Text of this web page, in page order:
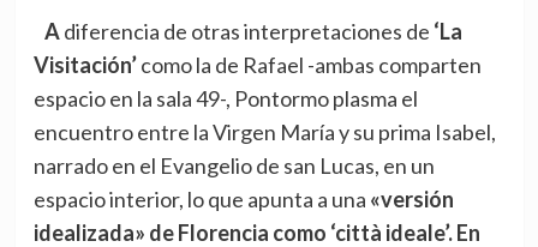
A diferencia de otras interpretaciones de ‘La
Visitación’como la de Rafael -ambas comparten
espacio en la sala 49-, Pontormo plasma el
encuentro entre la Virgen María y su prima Isabel,
narrado en el Evangelio de san Lucas, en un
espacio interior, lo que apunta a una «versión
idealizada» de Florencia como ‘città ideale’. En